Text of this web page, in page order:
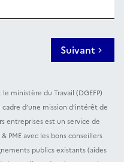
Suivant
ministère du Travail (DGEFP)
d’une mission d’intérêt de
entreprises est un service de
PME avec les bons conseillers
publics existants (aides